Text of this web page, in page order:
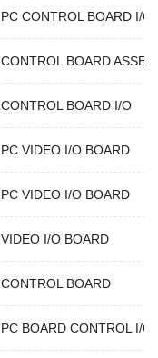
PC CONTROL BOARD I/O
CONTROL BOARD
CONTROL BOARD I/O
PC VIDEO I/O BOARD
PC VIDEO I/O BOARD
VIDEO I/O BOARD
CONTROL BOARD
PC BOARD CONTROL I/O